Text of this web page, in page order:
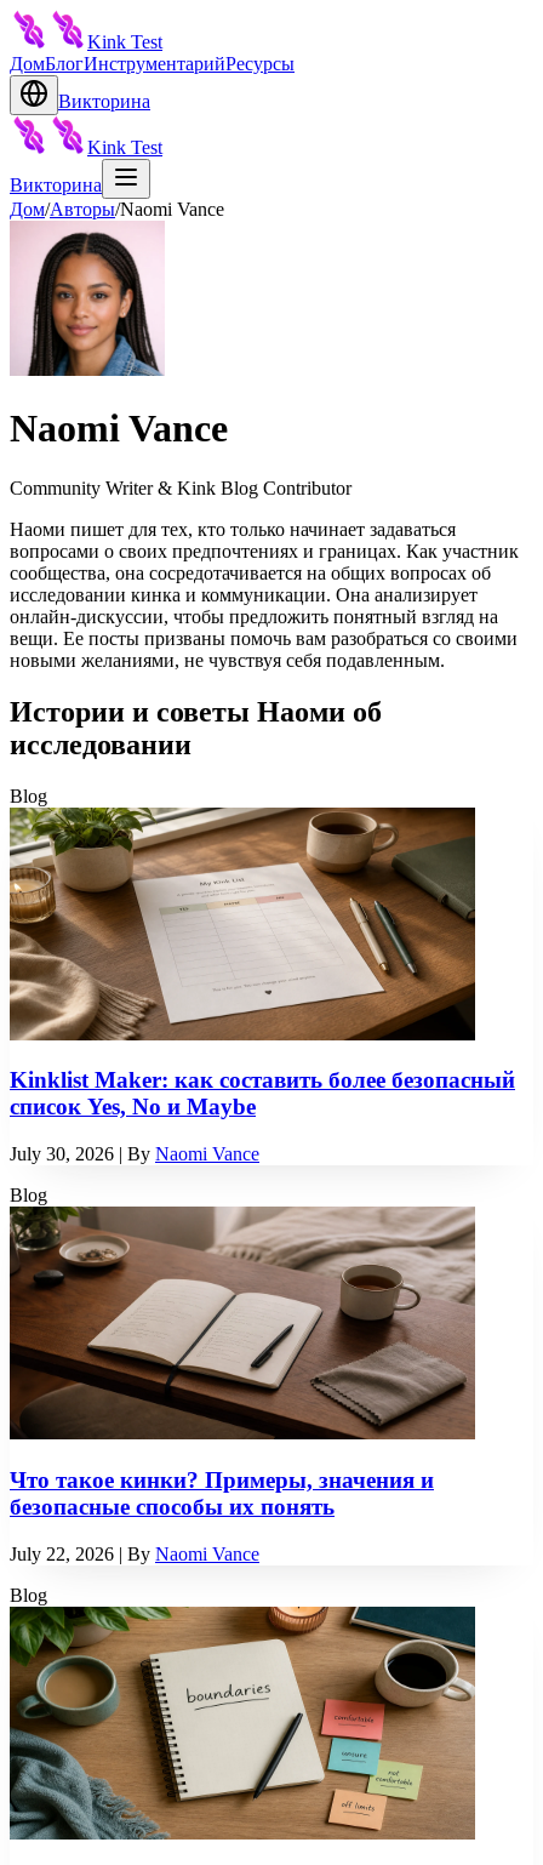
Kink Test
ДомБлогИнструментарийРесурсы
Викторина
Kink Test
Викторина
Дом/Авторы/Naomi Vance
Naomi Vance
Community Writer & Kink Blog Contributor
Наоми пишет для тех, кто только начинает задаваться
вопросами о своих предпочтениях и границах. Как участник
сообщества, она сосредотачивается на общих вопросах об
исследовании кинка и коммуникации. Она анализирует
онлайн-дискуссии, чтобы предложить понятный взгляд на
вещи. Ее посты призваны помочь вам разобраться со своими
новыми желаниями, не чувствуя себя подавленным.
Истории и советы Наоми об
исследовании
Blog
Kinklist Maker: как составить более безопасный
список Yes, No и Maybe
July 30, 2026 | By Naomi Vance
Blog
Что такое кинки? Примеры, значения и
безопасные способы их понять
July 22, 2026 | By Naomi Vance
Blog